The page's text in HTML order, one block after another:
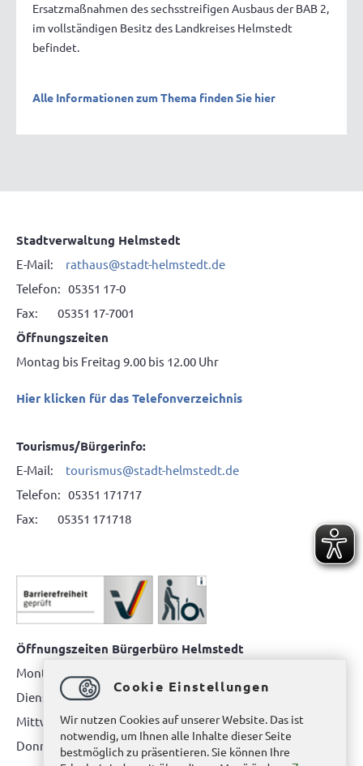
Ersatzmaßnahmen des sechsstreifigen Ausbaus der BAB 2,
im vollständigen Besitz des Landkreises Helmstedt
befindet.
Alle Informationen zum Thema finden Sie hier
Stadtverwaltung Helmstedt
E-Mail: rathaus@stadt-helmstedt.de
Telefon: 05351 17-0
Fax: 05351 17-7001
Öffnungszeiten
Montag bis Freitag 9.00 bis 12.00 Uhr
Hier klicken für das Telefonverzeichnis
Tourismus/Bürgerinfo:
E-Mail: tourismus@stadt-helmstedt.de
Telefon: 05351 171717
Fax: 05351 171718
Öffnungszeiten Bürgerbüro Helmstedt
Montag: 08.00 bis 12.00 Uhr
Dienstag: 08.00 bis 12.00 Uhr & 15.00 Uhr bis 17.00 Uhr
Mittwoch: nur nach Terminvereinbarung
Donnerstag: 08.00 bis 12.00 Uhr & 14.00 Uhr bis 16.00 Uhr
Cookie Einstellungen
Wir nutzen Cookies auf unserer Website. Das ist
notwendig, um Ihnen alle Inhalte dieser Seite
bestmöglich zu präsentieren. Sie können Ihre